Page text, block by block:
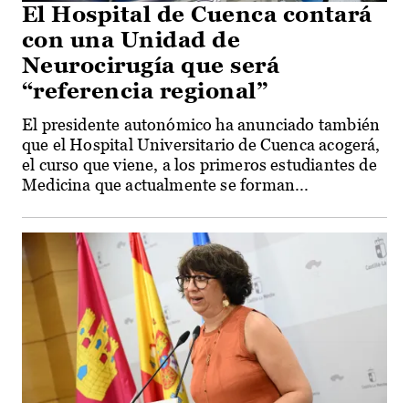
El Hospital de Cuenca contará
con una Unidad de
Neurocirugía que será
“referencia regional”
El presidente autonómico ha anunciado también
que el Hospital Universitario de Cuenca acogerá,
el curso que viene, a los primeros estudiantes de
Medicina que actualmente se forman...